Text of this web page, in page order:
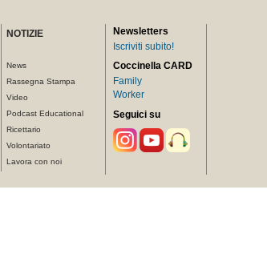
NOTIZIE
News
Rassegna Stampa
Video
Podcast Educational
Ricettario
Volontariato
Lavora con noi
Newsletters
Iscriviti subito!
Coccinella CARD
Family
Worker
Seguici su